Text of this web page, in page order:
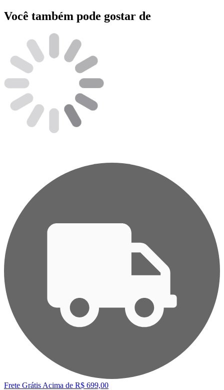
Você também pode gostar de
Frete Grátis Acima de R$ 699,00